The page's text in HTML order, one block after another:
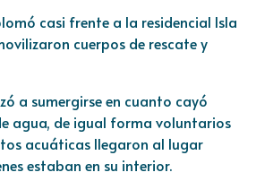
casi frente a la residencial Isla
cuerpos de rescate y
a sumergirse en cuanto cayó
agua, de igual forma voluntarios
acuáticas llegaron al lugar
estaban en su interior.